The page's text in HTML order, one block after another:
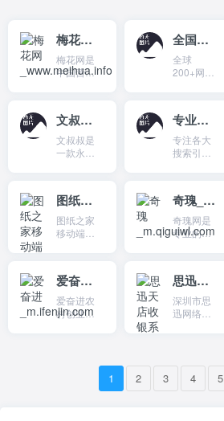
梅花网_www.meihua.info
梅花网是
中国营销
站，为用
户提供营
销资讯，
资源，案
产品包括
媒体监
测，广告
监测，舆
测，微信
监测，微
博监测，
社媒监...
全国地区域名解析检测
全球
200+网络
域名/IP，
帮助发现
网络、站
点可用性
文叔叔-一款永不限速的网盘（云盘）产品
文叔叔是
一款永不
品，免费
提供网络
硬盘空间
40GB。支
件）、收
文件（收
集文件）
等功能，
专业的竞价托管公司-semjishu.com
专注各大
搜索引擎
网站开发
定制，网
站SEO优
化关键词
广和区块
链域名投
资的自媒
体博客网
网站关键...
图纸之家移动端_m.tuzhizhijia.com
图纸之家
移动端专
别墅设计
效果图、
别墅户型
图、别墅
奇瑰_m.qiguiwl.com
奇瑰网是
专业的技
码、php源
码、.net源
码、开源
源码等资
爱奋进_m.ifenjin.com
爱奋进农
村创业网
思迅天店收银系统_m.td365.com.cn
深圳市思
迅网络科
技术解决
方法的网
站，主要
1 2 3 4 5